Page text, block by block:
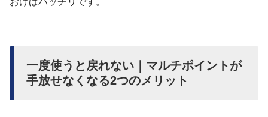
一度使うと戻れない｜マルチポイントが
手放せなくなる2つのメリット